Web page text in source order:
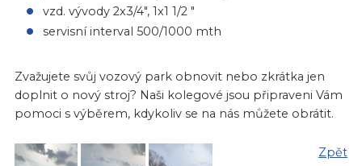
vzd. vývody 2x3/4", 1x1 1/2 "
servisní interval 500/1000 mth
Zvažujete svůj vozový park obnovit nebo zkrátka jen
doplnit o nový stroj? Naši kolegové jsou připraveni Vám
pomoci s výběrem, kdykoliv se na nás můžete obrátit.
Zpět